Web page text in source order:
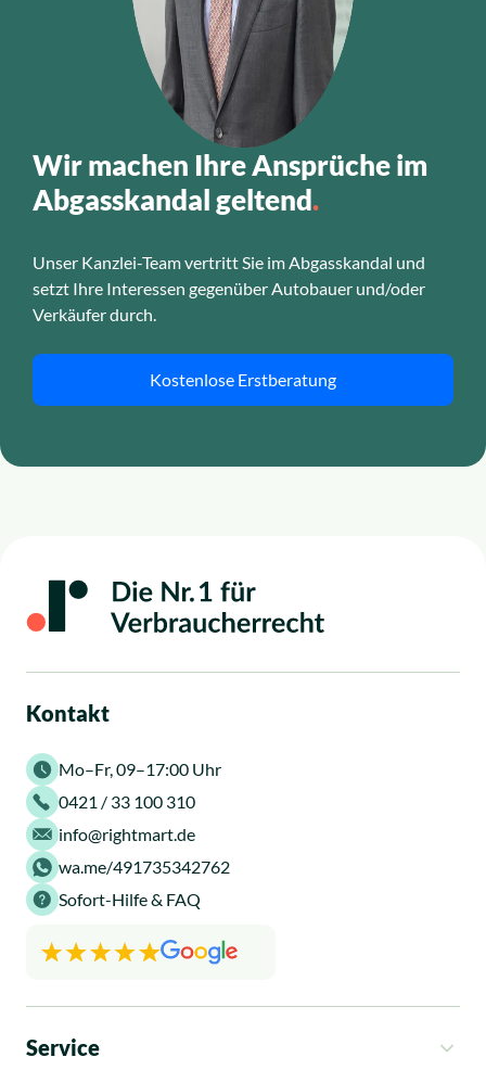
Wir machen Ihre Ansprüche im
Abgasskandal geltend.
Unser Kanzlei-Team vertritt Sie im Abgasskandal und
setzt Ihre Interessen gegenüber Autobauer und/oder
Verkäufer durch.
Kostenlose Erstberatung
Kontakt
Mo–Fr, 09–17:00 Uhr
0421 / 33 100 310
info@rightmart.de
wa.me/491735342762
Sofort-Hilfe & FAQ
Service